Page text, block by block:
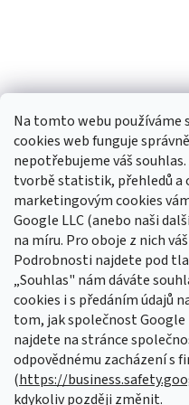
Na tomto webu používáme
cookies web funguje
nepotřebujeme váš
tvorbě statistik, přehledů a
marketingovým cookies
Google LLC (anebo naši
na míru. Pro oboje z nich
Podrobnosti najdete pod
„Souhlas" nám dáváte
cookies i s předáním údajů
tom, jak společnost Google
najdete na stránce
odpovědnému zacházení s
(https://
kdykoliv později změnit.
Sledovat na
Odebírat newsletter
Vložte svůj e-mail a my vám
produktech na našem e-shopu.
E-mail
Vložením e-mailu souhlasíte s